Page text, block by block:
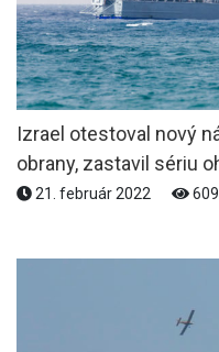
Izrael otestoval nový
obrany, zastavil sériu
21. február 2022 609